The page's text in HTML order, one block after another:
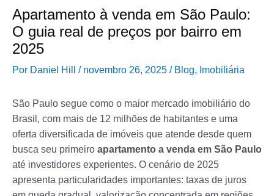
Apartamento à venda em São Paulo:
O guia real de preços por bairro em
2025
Por Daniel Hill / novembro 26, 2025 / Blog, Imobiliária
São Paulo segue como o maior mercado imobiliário do
Brasil, com mais de 12 milhões de habitantes e uma
oferta diversificada de imóveis que atende desde quem
busca seu primeiro apartamento a venda em São Paulo
até investidores experientes. O cenário de 2025
apresenta particularidades importantes: taxas de juros